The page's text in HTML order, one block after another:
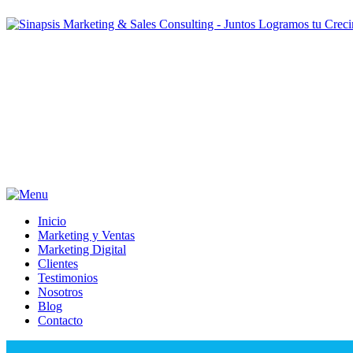
Inicio
Marketing y Ventas
Marketing Digital
Clientes
Testimonios
Nosotros
Blog
Contacto